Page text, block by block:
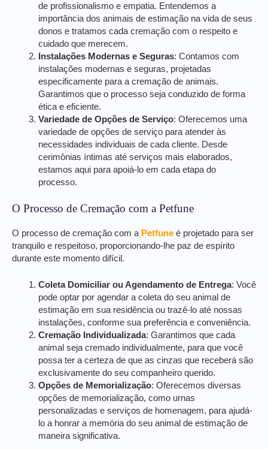
de profissionalismo e empatia. Entendemos a
importância dos animais de estimação na vida de seus
donos e tratamos cada cremação com o respeito e
cuidado que merecem.
Instalações Modernas e Seguras: Contamos com
instalações modernas e seguras, projetadas
especificamente para a cremação de animais.
Garantimos que o processo seja conduzido de forma
ética e eficiente.
Variedade de Opções de Serviço: Oferecemos uma
variedade de opções de serviço para atender às
necessidades individuais de cada cliente. Desde
cerimônias íntimas até serviços mais elaborados,
estamos aqui para apoiá-lo em cada etapa do
processo.
O Processo de Cremação com a Petfune
O processo de cremação com a Petfune é projetado para ser
tranquilo e respeitoso, proporcionando-lhe paz de espírito
durante este momento difícil.
Coleta Domiciliar ou Agendamento de Entrega: Você
pode optar por agendar a coleta do seu animal de
estimação em sua residência ou trazê-lo até nossas
instalações, conforme sua preferência e conveniência.
Cremação Individualizada: Garantimos que cada
animal seja cremado individualmente, para que você
possa ter a certeza de que as cinzas que receberá são
exclusivamente do seu companheiro querido.
Opções de Memorialização: Oferecemos diversas
opções de memorialização, como urnas
personalizadas e serviços de homenagem, para ajudá-
lo a honrar a memória do seu animal de estimação de
maneira significativa.